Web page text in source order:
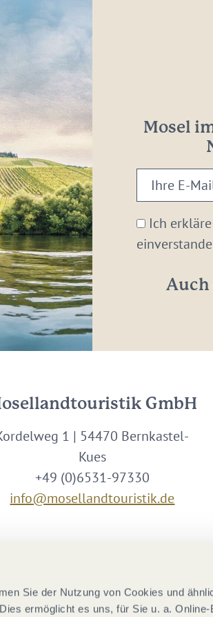
Sie der Nutzung von Cookies und
ermöglicht es uns, für Sie u. a. Online-
Mosel
Ihre
E-
Mail-
Adresse:
Ich
Auch
GmbH
1 | 54470 Bernkastel-
Kues
+49 (0)6531-97330
info@mosellandtouristik.de